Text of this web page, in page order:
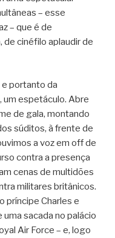
– esse
– que é de
de cinéfilo aplaudir de
e portanto da
um espetáculo. Abre
de gala, montando
súditos, à frente de
a voz em off de
contra a presença
cenas de multidões
militares britânicos.
príncipe Charles e
sacada no palácio
Air Force – e, logo